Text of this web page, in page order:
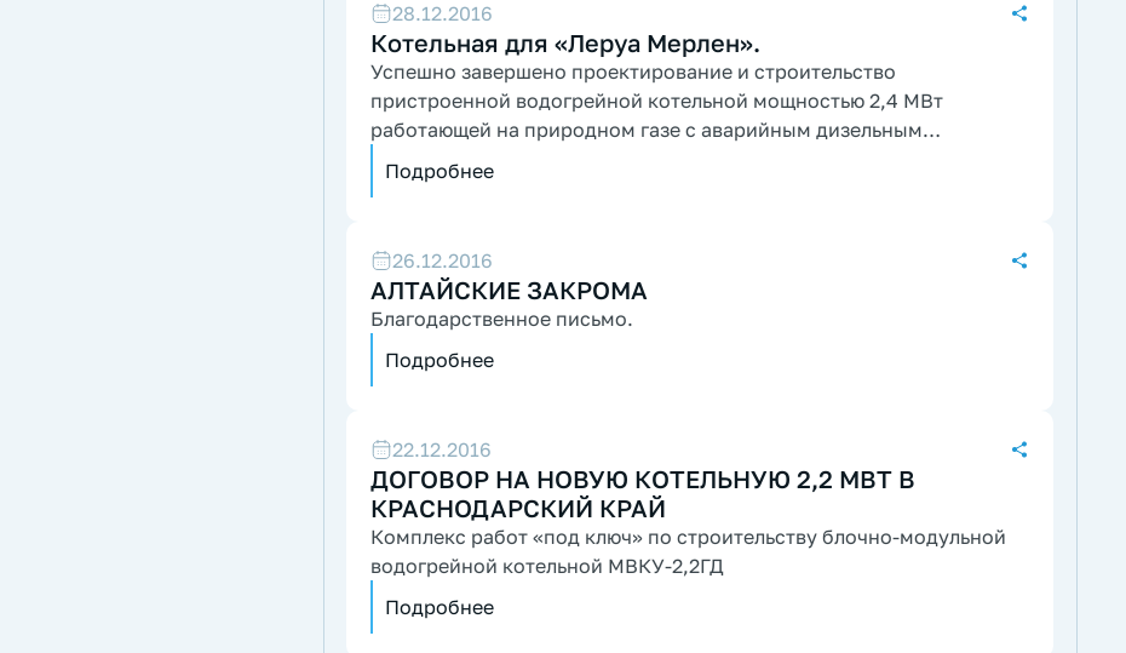
28.12.2016
Котельная для «Леруа Мерлен».
Успешно завершено проектирование и строительство
пристроенной водогрейной котельной мощностью 2,4 МВт
работающей на природном газе с аварийным дизельным
топливом...
Подробнее
26.12.2016
АЛТАЙСКИЕ ЗАКРОМА
Благодарственное письмо.
Подробнее
22.12.2016
ДОГОВОР НА НОВУЮ КОТЕЛЬНУЮ 2,2 МВТ В
КРАСНОДАРСКИЙ КРАЙ
Комплекс работ «под ключ» по строительству блочно-модульной
водогрейной котельной МВКУ-2,2ГД
Подробнее